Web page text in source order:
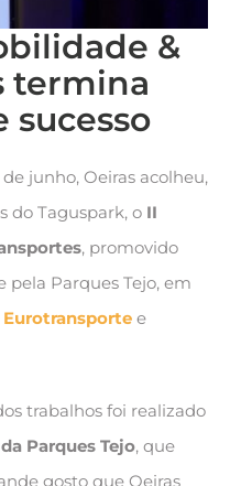
&
termina
sucesso
junho, Oeiras acolheu,
do Taguspark, o II
, promovido
pela Parques Tejo, em
Eurotransportee
trabalhos foi realizado
Parques Tejo, que
gosto que Oeiras